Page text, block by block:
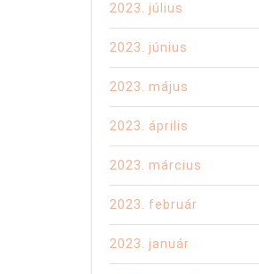
2023. július
2023. június
2023. május
2023. április
2023. március
2023. február
2023. január